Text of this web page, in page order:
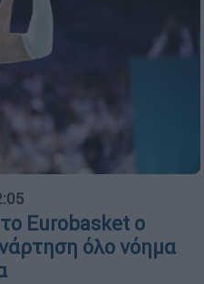
Eurobasket ο
όλο νόημα